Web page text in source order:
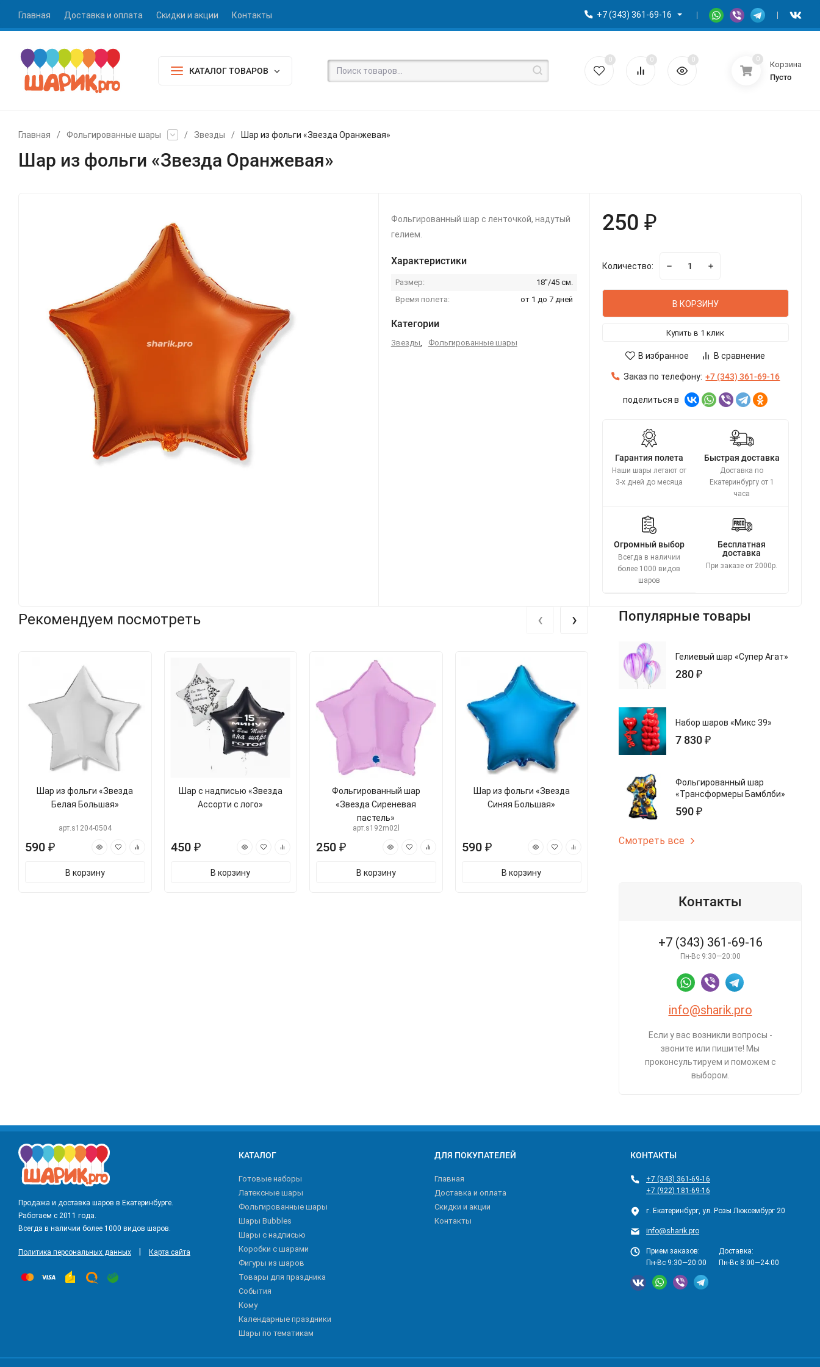
Главная Доставка и оплата Скидки и акции Контакты +7 (343) 361-69-16
КАТАЛОГ ТОВАРОВ
0 0 0 0
Корзина
Пусто
Главная / Фольгированные шары / Звезды / Шар из фольги «Звезда Оранжевая»
Шар из фольги «Звезда Оранжевая»
Фольгированный шар с ленточкой, надутый
гелием.
Характеристики
Размер:
18"/45 см.
Время полета:
от 1 до 7 дней
Категории
Звезды, Фольгированные шары
250 ₽
Количество:
В КОРЗИНУ
Купить в 1 клик
В избранное В сравнение
Заказ по телефону: +7 (343) 361-69-16
поделиться в
Гарантия полета
Наши шары летают от
3-х дней до месяца
Быстрая доставка
Доставка по
Екатеринбургу от 1
часа
Огромный выбор
Всегда в наличии
более 1000 видов
шаров
Бесплатная
доставка
При заказе от 2000р.
Рекомендуем посмотреть
Шар из фольги «Звезда
Белая Большая»
арт.s1204-0504
590 ₽
В корзину
Шар с надписью «Звезда
Ассорти с лого»
450 ₽
В корзину
Фольгированный шар
«Звезда Сиреневая
пастель»
арт.s192m02l
250 ₽
В корзину
Шар из фольги «Звезда
Синяя Большая»
590 ₽
В корзину
Шар из фольги «Звезда
Синий»
250 ₽
Шар из
‹ › Популярные товары
Гелиевый шар «Супер Агат»
280 ₽
Набор шаров «Микс 39»
7 830 ₽
Фольгированный шар
«Трансформеры Бамблби»
590 ₽
Смотреть все
Контакты
+7 (343) 361-69-16
Пн-Вс 9:30—20:00
info@sharik.pro
Если у вас возникли вопросы -
звоните или пишите! Мы
проконсультируем и поможем с
выбором.
Продажа и доставка шаров в Екатеринбурге.
Работаем с 2011 года.
Всегда в наличии более 1000 видов шаров.
Политика персональных данных Карта сайта
КАТАЛОГ
Готовые наборы
Латексные шары
Фольгированные шары
Шары Bubbles
Шары с надписью
Коробки с шарами
Фигуры из шаров
Товары для праздника
События
Кому
Календарные праздники
Шары по тематикам
ДЛЯ ПОКУПАТЕЛЕЙ
Главная
Доставка и оплата
Скидки и акции
Контакты
КОНТАКТЫ
+7 (343) 361-69-16
+7 (922) 181-69-16
г. Екатеринбург, ул. Розы Люксембург 20
info@sharik.pro
Прием заказов:
Пн-Вс 9:30—20:00
Доставка:
Пн-Вс 8:00—24:00